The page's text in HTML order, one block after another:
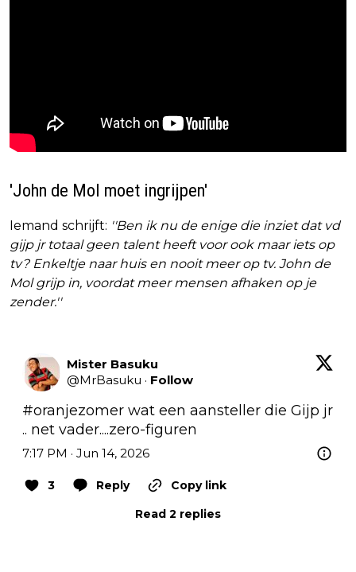
'John de Mol moet ingrijpen'
Iemand schrijft: ''Ben ik nu de enige die inziet dat vd
gijp jr totaal geen talent heeft voor ook maar iets op
tv? Enkeltje naar huis en nooit meer op tv. John de
Mol grijp in, voordat meer mensen afhaken op je
zender.''
Mister Basuku
@MrBasuku · Follow
#oranjezomer wat een aansteller die Gijp jr
.. net vader....zero-figuren
7:17 PM · Jun 14, 2026
3 Reply
Copy link
Read 2 replies